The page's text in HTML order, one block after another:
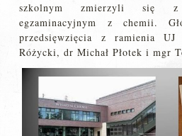
szkolnym zmierzyli się z
egzaminacyjnym z chemii.
przedsięwzięcia z ramienia
Różycki, dr Michał Płotek i mgr